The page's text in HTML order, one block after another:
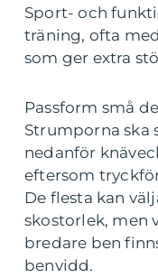
Sport- och
träning, ofta
som ger extra
Passform små
Strumporna ska
nedanför
eftersom
De flesta kan
skostorlek, men
bredare ben
benvidd.